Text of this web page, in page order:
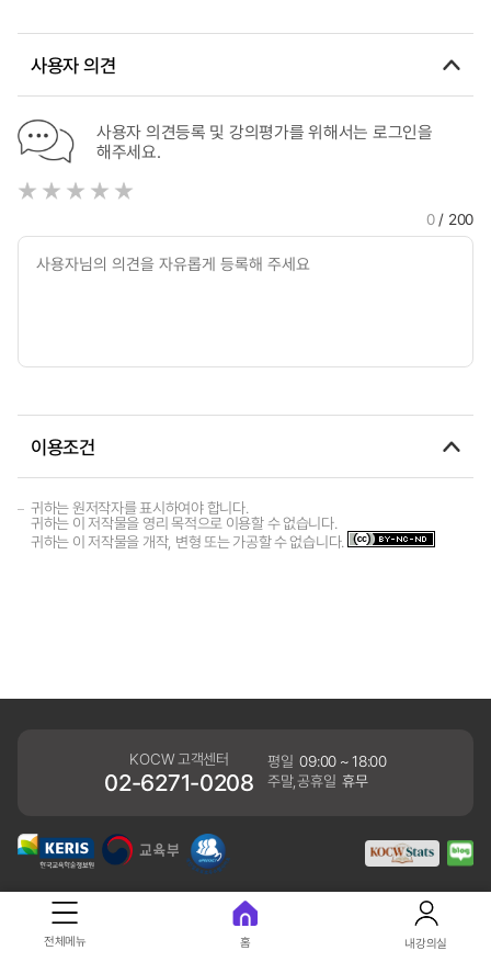
Administration in the Western Regional Office of Forest
사용자 의견
사용자 의견등록 및 강의평가를 위해서는 로그인을
해주세요.
0/ 200
이용조건
귀하는 원저작자를 표시하여야 합니다.
귀하는 이 저작물을 영리 목적으로 이용할 수 없습니다.
귀하는 이 저작물을 개작, 변형 또는 가공할 수 없습니다.
KOCW 고객센터
02-6271-0208
평일 09:00 ~ 18:00
주말,공휴일 휴무
개인정보처리방침
41061 대구광역시 동구 동내로 64 (동내동 1119) 우)41061
전체메뉴 홈 내강의실